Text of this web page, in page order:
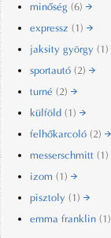
minőség (6)
expressz (1)
jaksity györgy (1)
sportautó (2)
turné (2)
külföld (1)
felhőkarcoló (2)
messerschmitt (1)
izom (1)
pisztoly (1)
emma franklin (1)